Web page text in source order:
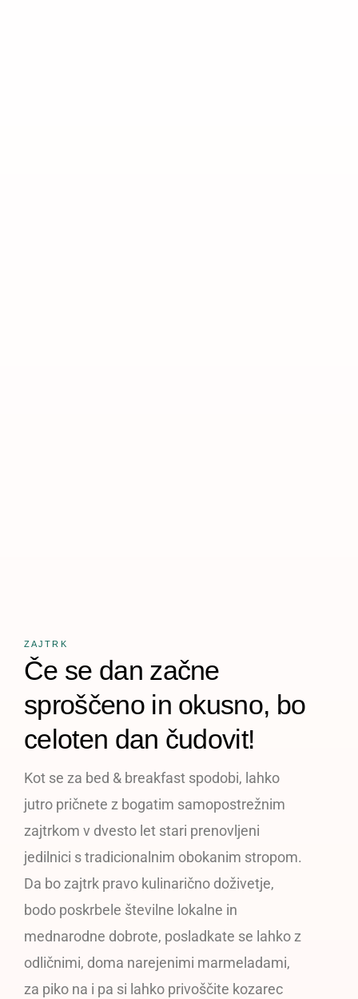
ZAJTRK
Če se dan začne
sproščeno in okusno, bo
celoten dan čudovit!
Kot se za bed & breakfast spodobi, lahko
jutro pričnete z bogatim samopostrežnim
zajtrkom v dvesto let stari prenovljeni
jedilnici s tradicionalnim obokanim stropom.
Da bo zajtrk pravo kulinarično doživetje,
bodo poskrbele številne lokalne in
mednarodne dobrote, posladkate se lahko z
odličnimi, doma narejenimi marmeladami,
za piko na i pa si lahko privoščite kozarec